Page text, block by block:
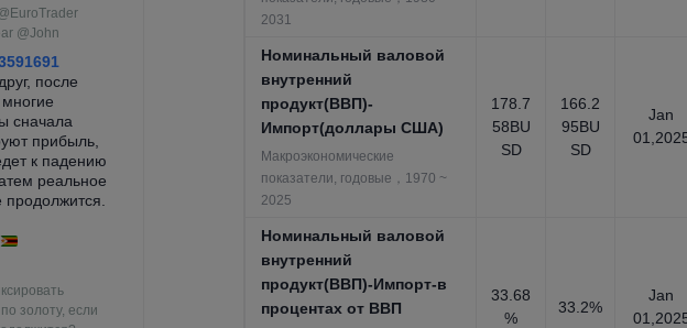
2031
Номинальный валовой
внутренний
продукт(ВВП)-
Импорт(доллары США)
Макроэкономические
показатели, годовые，1970 ~
2025
178.7
58BU
SD
166.2
95BU
SD
Jan
Номинальный валовой
внутренний
продукт(ВВП)-Импорт-в
процентах от ВВП
33.68
%
33.2%
Jan